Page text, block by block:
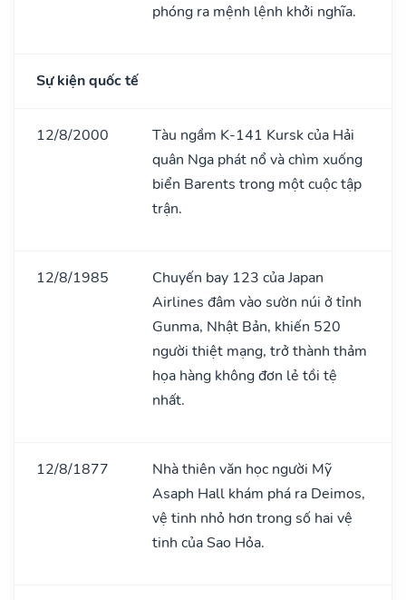
phóng ra mệnh lệnh khởi nghĩa.
Sự kiện quốc tế
12/8/2000
Tàu ngầm K-141 Kursk của Hải
quân Nga phát nổ và chìm xuống
biển Barents trong một cuộc tập
trận.
12/8/1985
Chuyến bay 123 của Japan
Airlines đâm vào sườn núi ở tỉnh
Gunma, Nhật Bản, khiến 520
người thiệt mạng, trở thành thảm
họa hàng không đơn lẻ tồi tệ
nhất.
12/8/1877
Nhà thiên văn học người Mỹ
Asaph Hall khám phá ra Deimos,
vệ tinh nhỏ hơn trong số hai vệ
tinh của Sao Hỏa.